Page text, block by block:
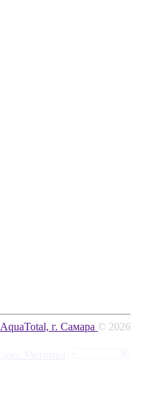
AquaTotal, г. Самара © 2026